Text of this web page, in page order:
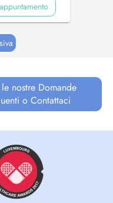
nostre Domande
o Contattaci